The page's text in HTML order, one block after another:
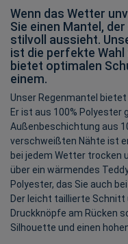
Wenn das Wetter
Sie einen Mantel,
stilvoll aussieht.
ist die perfekte
bietet optimalen
einem.
Unser Regenmantel
Er ist aus 100%
Außenbeschichtung aus
verschweißten Nähte ist
bei jedem Wetter trocken
über ein wärmendes
Polyester, das Sie auch
Der leicht taillierte Schnitt
Druckknöpfe am Rücken
Silhouette und einen